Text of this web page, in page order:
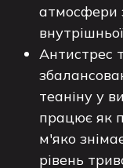
атмосфери
Антистрес
теаніну у
працює як
м'яко
рівень